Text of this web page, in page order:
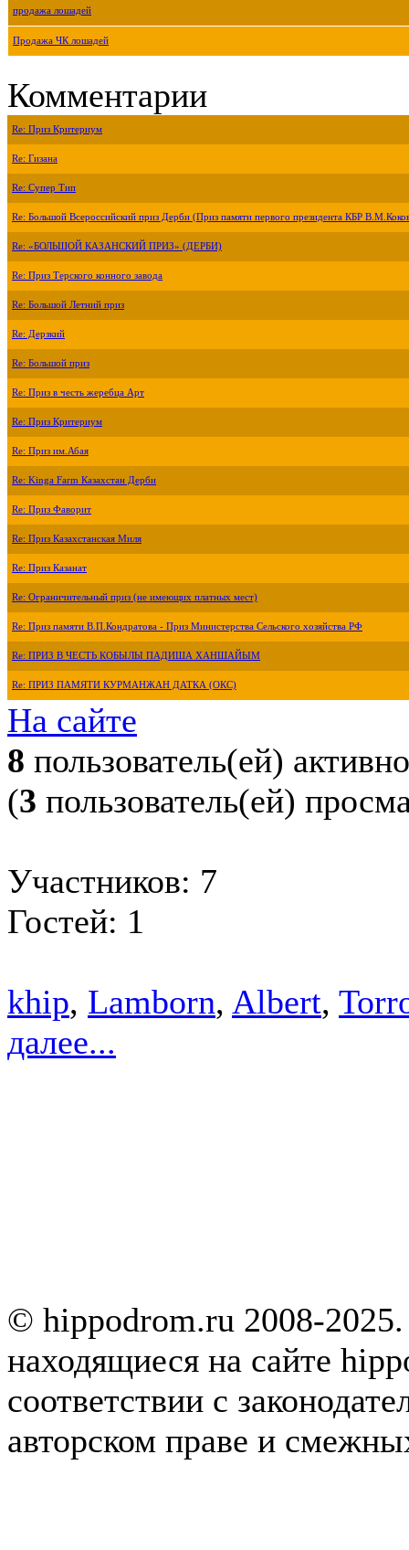
продажа лошадей
Продажа ЧК лошадей
Комментарии
Re: Приз Критериум
Re: Гизана
Re: Супер Тип
Re: Большой Всероссийский приз Дерби (Приз памяти первого президента КБР
Re: «БОЛЬШОЙ КАЗАНСКИЙ ПРИЗ» (ДЕРБИ)
Re: Приз Терского конного завода
Re: Большой Летний приз
Re: Дерзкий
Re: Большой приз
Re: Приз в честь жеребца Арт
Re: Приз Критериум
Re: Приз им.Абая
Re: Kinga Farm Казахстан Дерби
Re: Приз Фаворит
Re: Приз Казахстанская Миля
Re: Приз Казанат
Re: Ограничительный приз (не имеющих платных мест)
Re: Приз памяти В.П.Кондратова - Приз Министерства Сельского хозяйства РФ
Re: ПРИЗ В ЧЕСТЬ КОБЫЛЫ ПАДИША ХАНШАЙЫМ
Re: ПРИЗ ПАМЯТИ КУРМАНЖАН ДАТКА (ОКС)
На сайте
8 пользователь(ей) активно
(3 пользователь(ей)
Участников: 7
Гостей: 1
khip, Lamborn, Albert,
далее...
© hippodrom.ru 2008-
находящиеся на сайте
соответствии с
авторском праве и